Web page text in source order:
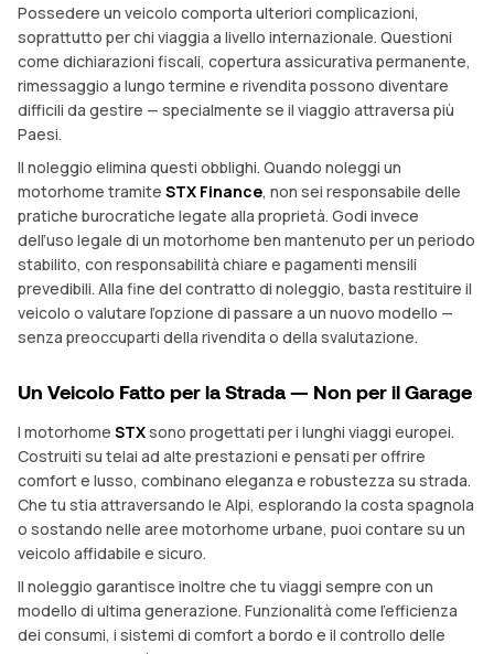
Possedere un veicolo comporta ulteriori complicazioni,
soprattutto per chi viaggia a livello internazionale. Questioni
come dichiarazioni fiscali, copertura assicurativa permanente,
rimessaggio a lungo termine e rivendita possono diventare
difficili da gestire — specialmente se il viaggio attraversa più
Paesi.
Il noleggio elimina questi obblighi. Quando noleggi un
motorhome tramite STX Finance, non sei responsabile delle
pratiche burocratiche legate alla proprietà. Godi invece
dell’uso legale di un motorhome ben mantenuto per un periodo
stabilito, con responsabilità chiare e pagamenti mensili
prevedibili. Alla fine del contratto di noleggio, basta restituire il
veicolo o valutare l’opzione di passare a un nuovo modello —
senza preoccuparti della rivendita o della svalutazione.
Un Veicolo Fatto per la Strada — Non per il Garage
I motorhome STXsono progettati per i lunghi viaggi europei.
Costruiti su telai ad alte prestazioni e pensati per offrire
comfort e lusso, combinano eleganza e robustezza su strada.
Che tu stia attraversando le Alpi, esplorando la costa spagnola
o sostando nelle aree motorhome urbane, puoi contare su un
veicolo affidabile e sicuro.
Il noleggio garantisce inoltre che tu viaggi sempre con un
modello di ultima generazione. Funzionalità come l’efficienza
dei consumi, i sistemi di comfort a bordo e il controllo delle